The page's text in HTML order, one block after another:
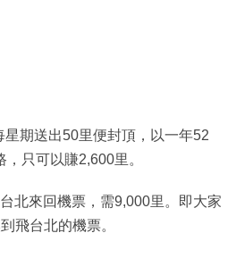
期送出50里便封頂，以一年52
只可以賺2,600里。
北來回機票，需9,000里。即大家
飛台北的機票。